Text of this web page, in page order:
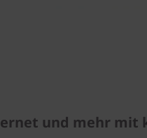
und mehr mit